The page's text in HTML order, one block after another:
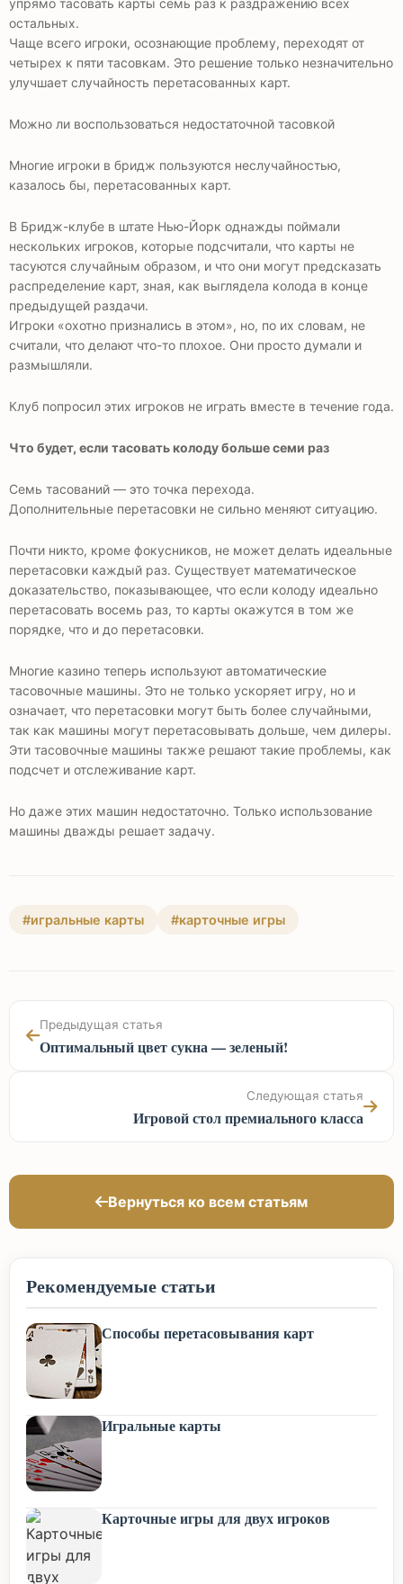
упрямо тасовать карты семь раз к раздражению всех
остальных.
Чаще всего игроки, осознающие проблему, переходят от
четырех к пяти тасовкам. Это решение только незначительно
улучшает случайность перетасованных карт.
Можно ли воспользоваться недостаточной тасовкой
Многие игроки в бридж пользуются неслучайностью,
казалось бы, перетасованных карт.
В Бридж-клубе в штате Нью-Йорк однажды поймали
нескольких игроков, которые подсчитали, что карты не
тасуются случайным образом, и что они могут предсказать
распределение карт, зная, как выглядела колода в конце
предыдущей раздачи.
Игроки «охотно признались в этом», но, по их словам, не
считали, что делают что-то плохое. Они просто думали и
размышляли.
Клуб попросил этих игроков не играть вместе в течение года.
Что будет, если тасовать колоду больше семи раз
Семь тасований — это точка перехода.
Дополнительные перетасовки не сильно меняют ситуацию.
Почти никто, кроме фокусников, не может делать идеальные
перетасовки каждый раз. Существует математическое
доказательство, показывающее, что если колоду идеально
перетасовать восемь раз, то карты окажутся в том же
порядке, что и до перетасовки.
Многие казино теперь используют автоматические
тасовочные машины. Это не только ускоряет игру, но и
означает, что перетасовки могут быть более случайными,
так как машины могут перетасовывать дольше, чем дилеры.
Эти тасовочные машины также решают такие проблемы, как
подсчет и отслеживание карт.
Но даже этих машин недостаточно. Только использование
машины дважды решает задачу.
#игральные карты #карточные игры
Предыдущая статья
Оптимальный цвет сукна — зеленый!
Следующая статья
Игровой стол премиального класса
Вернуться ко всем статьям
Рекомендуемые статьи
Способы перетасовывания карт
Игральные карты
Карточные игры для двух игроков